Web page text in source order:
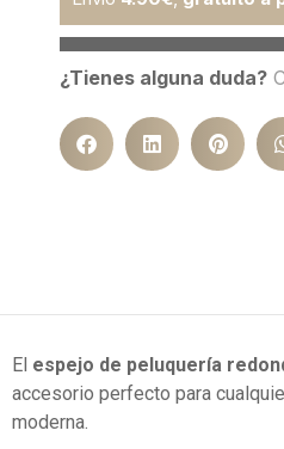
¿Tienes alguna duda?
El espejo de peluquería
accesorio perfecto para
moderna.